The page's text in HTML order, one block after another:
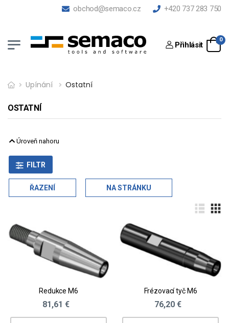
obchod@semaco.cz +420 737 283 750
Přihlásit
0
Upínání Ostatní
OSTATNÍ
Úroveň nahoru
FILTR
ŘAZENÍ NA STRÁNKU
Redukce M6
81,61 €
Frézovací tyč M6
76,20 €